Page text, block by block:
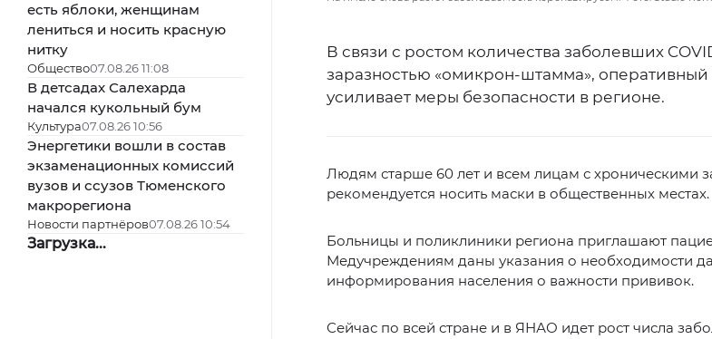
есть яблоки, женщинам
лениться и носить красную
нитку
Общество07.08.26 11:08
В детсадах Салехарда
начался кукольный бум
Культура07.08.26 10:56
Энергетики вошли в состав
экзаменационных комиссий
вузов и ссузов Тюменского
макрорегиона
Новости партнёров07.08.26 10:54
Загрузка...
В связи с ростом количества заболевших
заразностью «омикрон-штамма»,
усиливает меры безопасности в регионе.
Людям старше 60 лет и всем лицам с хроническими
рекомендуется носить маски в общественных местах.
Больницы и поликлиники региона приглашают
Медучреждениям даны указания о необходимости
информирования населения о важности прививок.
Сейчас по всей стране и в ЯНАО идет рост числа